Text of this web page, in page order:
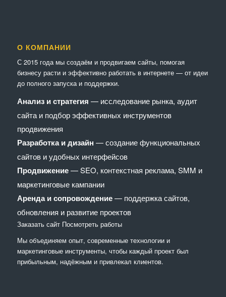
О КОМПАНИИ
С 2015 года мы создаём и продвигаем сайты, помогая
бизнесу расти и эффективно работать в интернете — от идеи
до полного запуска и поддержки.
Анализ и стратегия — исследование рынка, аудит
сайта и подбор эффективных инструментов
продвижения
Разработка и дизайн — создание функциональных
сайтов и удобных интерфейсов
Продвижение— SEO, контекстная реклама, SMM и
маркетинговые кампании
Аренда и сопровождение— поддержка сайтов,
обновления и развитие проектов
Заказать сайт Посмотреть работы
Мы объединяем опыт, современные технологии и
маркетинговые инструменты, чтобы каждый проект был
прибыльным, надёжным и привлекал клиентов.